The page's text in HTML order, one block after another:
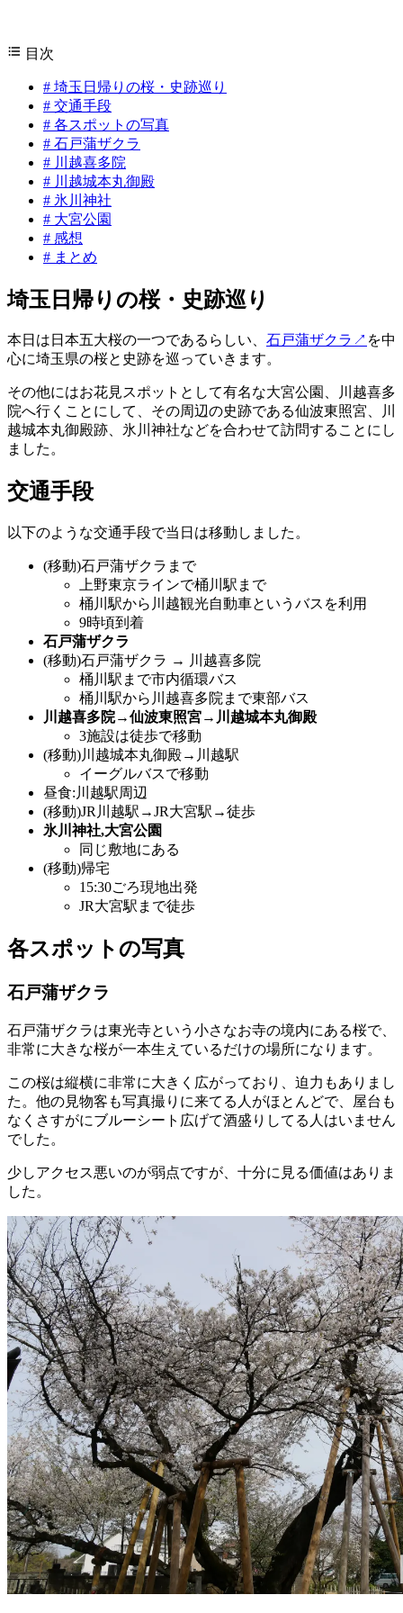
目次
# 埼玉日帰りの桜・史跡巡り
# 交通手段
# 各スポットの写真
# 石戸蒲ザクラ
# 川越喜多院
# 川越城本丸御殿
# 氷川神社
# 大宮公園
# 感想
# まとめ
埼玉日帰りの桜・史跡巡り
本日は日本五大桜の一つであるらしい、 石戸蒲ザクラ ↗ を中
心に埼玉県の桜と史跡を巡っていきます。
その他にはお花見スポットとして有名な大宮公園、川越喜多
院へ行くことにして、その周辺の史跡である仙波東照宮、川
越城本丸御殿跡、氷川神社などを合わせて訪問することにし
ました。
交通手段
以下のような交通手段で当日は移動しました。
(移動)石戸蒲ザクラまで
上野東京ラインで桶川駅まで
桶川駅から川越観光自動車というバスを利用
9時頃到着
石戸蒲ザクラ
(移動)石戸蒲ザクラ → 川越喜多院
桶川駅まで市内循環バス
桶川駅から川越喜多院まで東部バス
川越喜多院→仙波東照宮→川越城本丸御殿
3施設は徒歩で移動
(移動)川越城本丸御殿→川越駅
イーグルバスで移動
昼食:川越駅周辺
(移動)JR川越駅→JR大宮駅→徒歩
氷川神社,大宮公園
同じ敷地にある
(移動)帰宅
15:30ごろ現地出発
JR大宮駅まで徒歩
各スポットの写真
石戸蒲ザクラ
石戸蒲ザクラは東光寺という小さなお寺の境内にある桜で、
非常に大きな桜が一本生えているだけの場所になります。
この桜は縦横に非常に大きく広がっており、迫力もありまし
た。他の見物客も写真撮りに来てる人がほとんどで、屋台も
なくさすがにブルーシート広げて酒盛りしてる人はいません
でした。
少しアクセス悪いのが弱点ですが、十分に見る価値はありま
した。